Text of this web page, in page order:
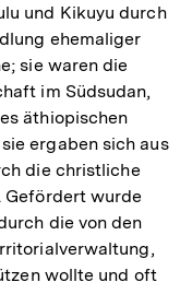
und Kikuyu durch
ehemaliger
sie waren die
im Südsudan,
äthiopischen
ergaben sich aus
die christliche
Gefördert wurde
die von den
wollte und oft